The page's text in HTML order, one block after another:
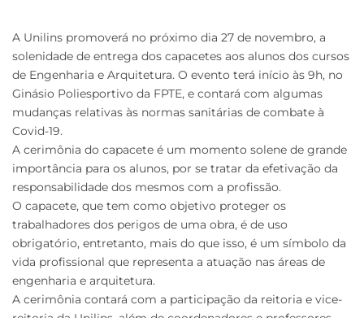
A Unilins promoverá no próximo dia 27 de novembro, a
solenidade de entrega dos capacetes aos alunos dos cursos
de Engenharia e Arquitetura. O evento terá início às 9h, no
Ginásio Poliesportivo da FPTE, e contará com algumas
mudanças relativas às normas sanitárias de combate à
Covid-19.
A cerimônia do capacete é um momento solene de grande
importância para os alunos, por se tratar da efetivação da
responsabilidade dos mesmos com a profissão.
O capacete, que tem como objetivo proteger os
trabalhadores dos perigos de uma obra, é de uso
obrigatório, entretanto, mais do que isso, é um símbolo da
vida profissional que representa a atuação nas áreas de
engenharia e arquitetura.
A cerimônia contará com a participação da reitoria e vice-